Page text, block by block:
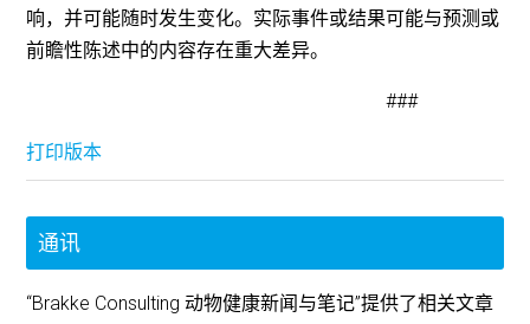
响，并可能随时发生变化。实际事件或结果可能与预测或
前瞻性陈述中的内容存在重大差异。
###
打印版本
通讯
“Brakke Consulting 动物健康新闻与笔记”提供了相关文章